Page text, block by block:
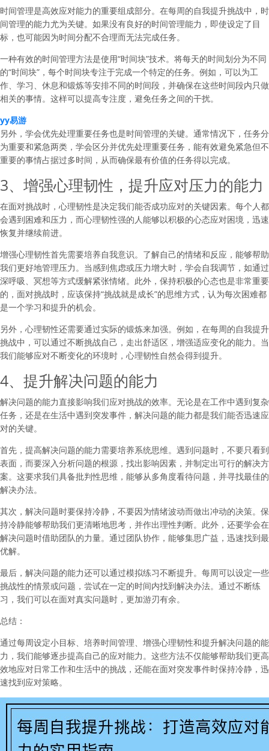
时间管理是高效应对能力的重要组成部分。在每周的自我提升挑战中，时
间管理的能力尤为关键。如果没有良好的时间管理能力，即使设定了目
标，也可能因为时间分配不合理而无法完成任务。
一种有效的时间管理方法是使用“时间块”技术。将每天的时间划分为不同
的“时间块”，每个时间块专注于完成一个特定的任务。例如，可以为工
作、学习、休息和锻炼等安排不同的时间段，并确保在这些时间段内只做
相关的事情。这样可以提高专注度，避免任务之间的干扰。
yy易游
另外，学会优先处理重要任务也是时间管理的关键。通常情况下，任务分
为重要和紧急两类，学会区分并优先处理重要任务，能有效避免紧急但不
重要的事情占据过多时间，从而确保最有价值的任务得以完成。
3、增强心理韧性，提升应对压力的能力
在面对挑战时，心理韧性是决定我们能否成功应对的关键因素。每个人都
会遇到困难和压力，而心理韧性强的人能够以积极的心态应对困境，迅速
恢复并继续前进。
增强心理韧性首先需要培养自我意识。了解自己的情绪和反应，能够帮助
我们更好地管理压力。当感到焦虑或压力增大时，学会自我调节，如通过
深呼吸、冥想等方式缓解紧张情绪。此外，保持积极的心态也是非常重要
的，面对挑战时，应该保持“挑战就是成长”的思维方式，认为每次困难都
是一个学习和提升的机会。
另外，心理韧性还需要通过实际的锻炼来加强。例如，在每周的自我提升
挑战中，可以通过不断挑战自己，走出舒适区，增强适应变化的能力。当
我们能够应对不断变化的环境时，心理韧性自然会得到提升。
4、提升解决问题的能力
解决问题的能力直接影响我们应对挑战的效率。无论是在工作中遇到复杂
任务，还是在生活中遇到突发事件，解决问题的能力都是我们能否迅速应
对的关键。
首先，提高解决问题的能力需要培养系统思维。遇到问题时，不要只看到
表面，而要深入分析问题的根源，找出影响因素，并制定出可行的解决方
案。这要求我们具备批判性思维，能够从多角度看待问题，并寻找最佳的
解决办法。
其次，解决问题时要保持冷静，不要因为情绪波动而做出冲动的决策。保
持冷静能够帮助我们更清晰地思考，并作出理性判断。此外，还要学会在
解决问题时借助团队的力量。通过团队协作，能够集思广益，迅速找到最
优解。
最后，解决问题的能力还可以通过模拟练习不断提升。每周可以设定一些
挑战性的情景或问题，尝试在一定的时间内找到解决办法。通过不断练
习，我们可以在面对真实问题时，更加游刃有余。
总结：
通过每周设定小目标、培养时间管理、增强心理韧性和提升解决问题的能
力，我们能够逐步提高自己的应对能力。这些方法不仅能够帮助我们更高
效地应对日常工作和生活中的挑战，还能在面对突发事件时保持冷静，迅
速找到应对策略。